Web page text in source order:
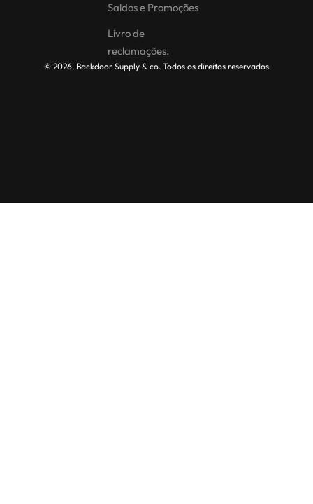
Saldos e Promoções
Livro de
reclamações.
© 2026, Backdoor Supply & co. Todos os direitos reservados